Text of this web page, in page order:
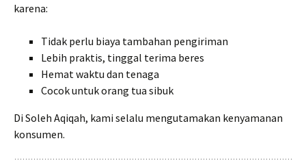
karena:
Tidak perlu biaya tambahan pengiriman
Lebih praktis, tinggal terima beres
Hemat waktu dan tenaga
Cocok untuk orang tua sibuk
Di Soleh Aqiqah, kami selalu mengutamakan kenyamanan
konsumen.